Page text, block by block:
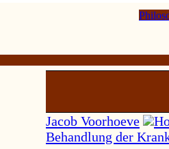
Jacob Voorhoeve
Behandlung der